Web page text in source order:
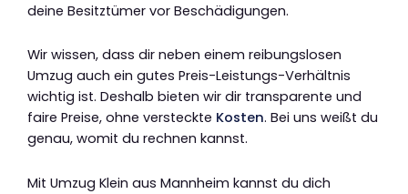
deine Besitztümer vor Beschädigungen.
Wir wissen, dass dir neben einem reibungslosen
Umzug auch ein gutes Preis-Leistungs-Verhältnis
wichtig ist. Deshalb bieten wir dir transparente und
faire Preise, ohne versteckte Kosten. Bei uns weißt du
genau, womit du rechnen kannst.
Mit Umzug Klein aus Mannheim kannst du dich